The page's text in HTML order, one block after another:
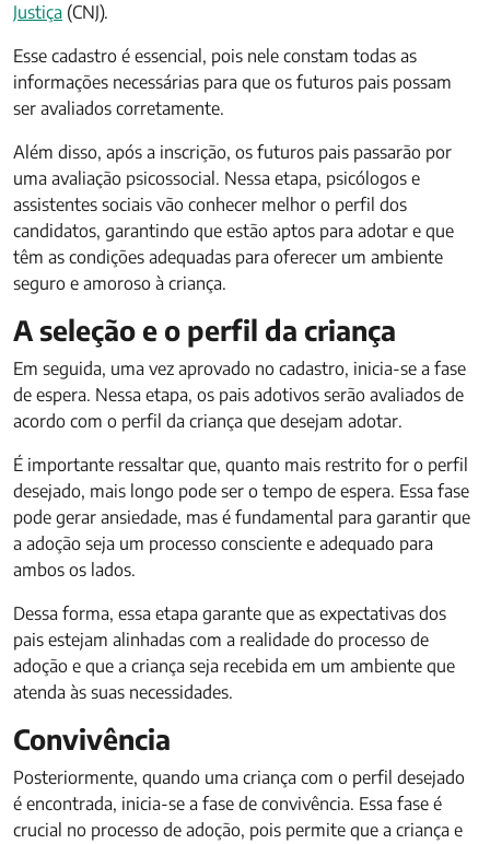
Justiça (CNJ).
Esse cadastro é essencial, pois nele constam todas as
informações necessárias para que os futuros pais possam
ser avaliados corretamente.
Além disso, após a inscrição, os futuros pais passarão por
uma avaliação psicossocial. Nessa etapa, psicólogos e
assistentes sociais vão conhecer melhor o perfil dos
candidatos, garantindo que estão aptos para adotar e que
têm as condições adequadas para oferecer um ambiente
seguro e amoroso à criança.
A seleção e o perfil da criança
Em seguida, uma vez aprovado no cadastro, inicia-se a fase
de espera. Nessa etapa, os pais adotivos serão avaliados de
acordo com o perfil da criança que desejam adotar.
É importante ressaltar que, quanto mais restrito for o perfil
desejado, mais longo pode ser o tempo de espera. Essa fase
pode gerar ansiedade, mas é fundamental para garantir que
a adoção seja um processo consciente e adequado para
ambos os lados.
Dessa forma, essa etapa garante que as expectativas dos
pais estejam alinhadas com a realidade do processo de
adoção e que a criança seja recebida em um ambiente que
atenda às suas necessidades.
Convivência
Posteriormente, quando uma criança com o perfil desejado
é encontrada, inicia-se a fase de convivência. Essa fase é
crucial no processo de adoção, pois permite que a criança e